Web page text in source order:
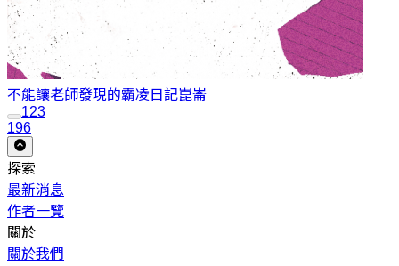
不能讓老師發現的霸凌日記崑崙
123
196
探索
最新消息
作者一覽
關於
關於我們